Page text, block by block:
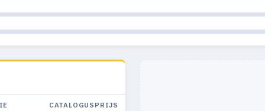
CATALOGUSPRIJS